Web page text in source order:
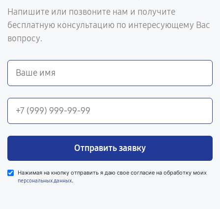
Напишите или позвоните нам и получите
бесплатную консультацию по интересующему Вас
вопросу.
Отправить заявку
Нажимая на кнопку отправить я даю свое согласие на обработку моих
персональных данных.